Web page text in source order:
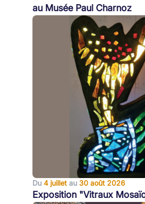
au Musée Paul Charnoz
Du 4 juillet au 30 août 2026
Exposition "Vitraux